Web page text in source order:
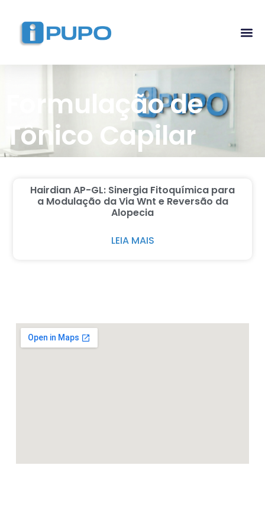
Formulação de
Tônico Capilar
Hairdian AP-GL: Sinergia Fitoquímica para
a Modulação da Via Wnt e Reversão da
Alopecia
LEIA MAIS